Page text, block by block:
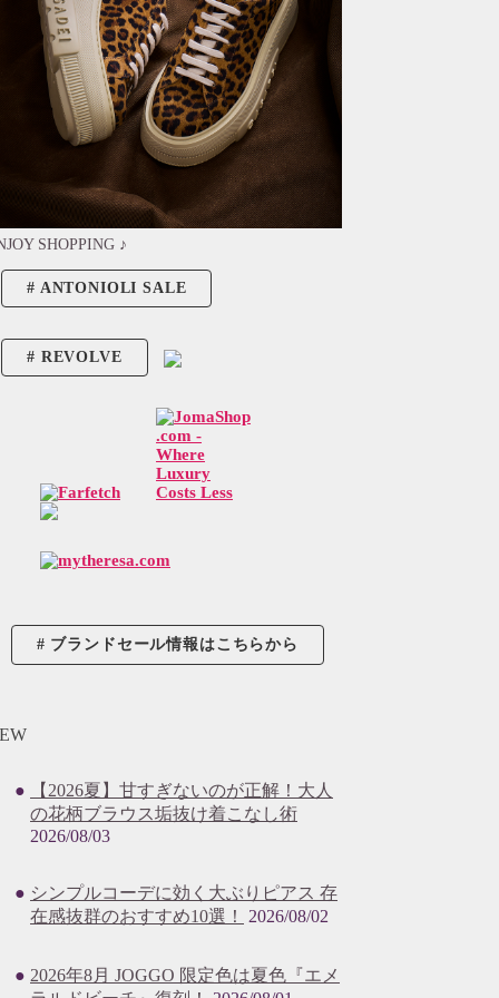
SHOPPING ♪
ANTONIOLI SALE
REVOLVE
ブランドセール情報はこちらから
【2026夏】甘すぎないのが正解！大人
の花柄ブラウス垢抜け着こなし術
2026/08/03
シンプルコーデに効く大ぶりピアス 存
在感抜群のおすすめ10選！
2026/08/02
2026年8月 JOGGO 限定色は夏色『エメ